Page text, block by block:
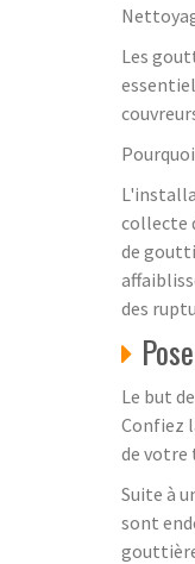
Les
collecte
de
des
Le but
Confiez
de votre
Suite à
sont